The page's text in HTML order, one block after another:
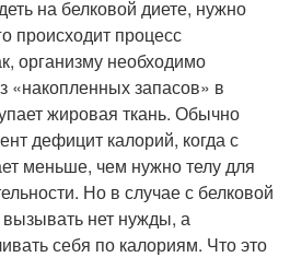
на белковой диете, нужно
происходит процесс
организму необходимо
«накопленных запасов» в
жировая ткань. Обычно
дефицит калорий, когда с
меньше, чем нужно телу для
Но в случае с белковой
нет нужды, а
себя по калориям. Что это